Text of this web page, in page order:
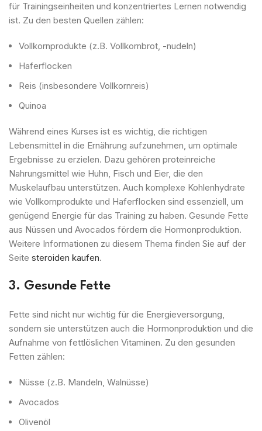
für Trainingseinheiten und konzentriertes Lernen notwendig
ist. Zu den besten Quellen zählen:
Vollkornprodukte (z.B. Vollkornbrot, -nudeln)
Haferflocken
Reis (insbesondere Vollkornreis)
Quinoa
Während eines Kurses ist es wichtig, die richtigen
Lebensmittel in die Ernährung aufzunehmen, um optimale
Ergebnisse zu erzielen. Dazu gehören proteinreiche
Nahrungsmittel wie Huhn, Fisch und Eier, die den
Muskelaufbau unterstützen. Auch komplexe Kohlenhydrate
wie Vollkornprodukte und Haferflocken sind essenziell, um
genügend Energie für das Training zu haben. Gesunde Fette
aus Nüssen und Avocados fördern die Hormonproduktion.
Weitere Informationen zu diesem Thema finden Sie auf der
Seite steroiden kaufen.
3. Gesunde Fette
Fette sind nicht nur wichtig für die Energieversorgung,
sondern sie unterstützen auch die Hormonproduktion und die
Aufnahme von fettlöslichen Vitaminen. Zu den gesunden
Fetten zählen:
Nüsse (z.B. Mandeln, Walnüsse)
Avocados
Olivenöl